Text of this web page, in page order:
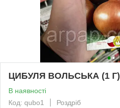
ЦИБУЛЯ ВОЛЬСЬКА (1 Г)
В наявності
Код: qubo1
Роздріб